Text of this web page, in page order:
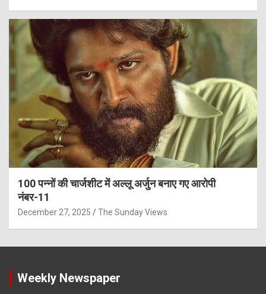
100 पन्नों की चार्जशीट में अल्लू अर्जुन बनाए गए आरोपी
नंबर-11
December 27, 2025 The Sunday Views
Weekly Newspaper